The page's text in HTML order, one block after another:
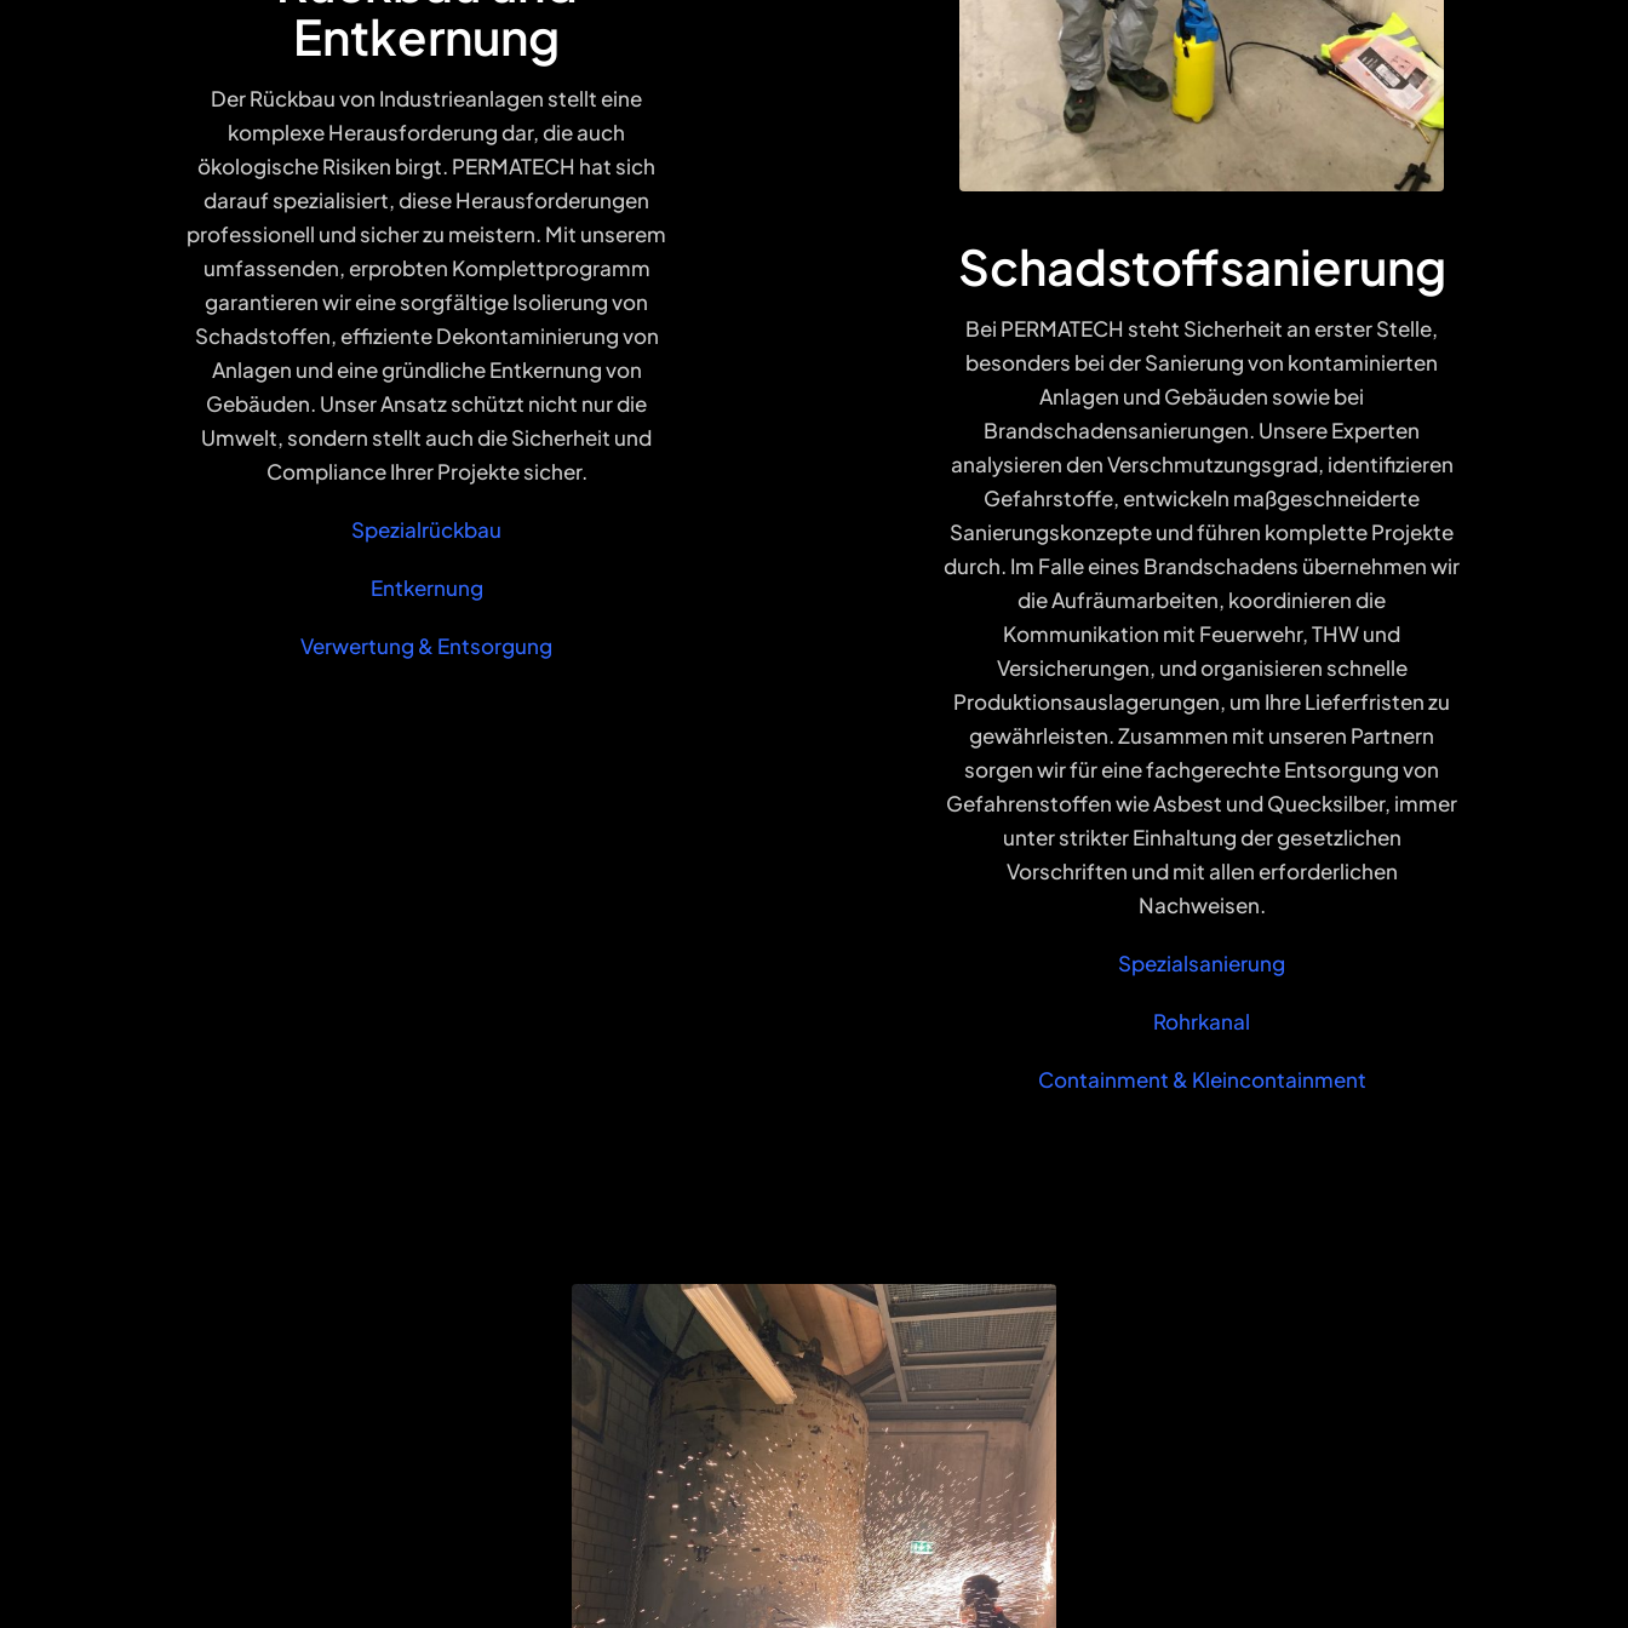
Entkernung
Der Rückbau von Industrieanlagen stellt eine
komplexe Herausforderung dar, die auch
ökologische Risiken birgt. PERMATECH hat sich
darauf spezialisiert, diese Herausforderungen
professionell und sicher zu meistern. Mit unserem
umfassenden, erprobten Komplettprogramm
garantieren wir eine sorgfältige Isolierung von
Schadstoffen, effiziente Dekontaminierung von
Anlagen und eine gründliche Entkernung von
Gebäuden. Unser Ansatz schützt nicht nur die
Umwelt, sondern stellt auch die Sicherheit und
Compliance Ihrer Projekte sicher.
Spezialrückbau
Entkernung
Verwertung & Entsorgung
Schadstoffsanierung
Bei PERMATECH steht Sicherheit an erster Stelle,
besonders bei der Sanierung von kontaminierten
Anlagen und Gebäuden sowie bei
Brandschadensanierungen. Unsere Experten
analysieren den Verschmutzungsgrad, identifizieren
Gefahrstoffe, entwickeln maßgeschneiderte
Sanierungskonzepte und führen komplette Projekte
durch. Im Falle eines Brandschadens übernehmen wir
die Aufräumarbeiten, koordinieren die
Kommunikation mit Feuerwehr, THW und
Versicherungen, und organisieren schnelle
Produktionsauslagerungen, um Ihre Lieferfristen zu
gewährleisten. Zusammen mit unseren Partnern
sorgen wir für eine fachgerechte Entsorgung von
Gefahrenstoffen wie Asbest und Quecksilber, immer
unter strikter Einhaltung der gesetzlichen
Vorschriften und mit allen erforderlichen
Nachweisen.
Spezialsanierung
Rohrkanal
Containment & Kleincontainment